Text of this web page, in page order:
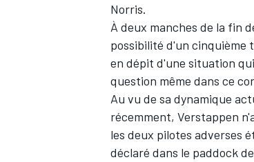
Norris.
À deux manches de la fin
possibilité d'un cinquième
en dépit d'une situation
question même dans ce
Au vu de sa dynamique
récemment, Verstappen
les deux pilotes adverses
déclaré dans le paddock